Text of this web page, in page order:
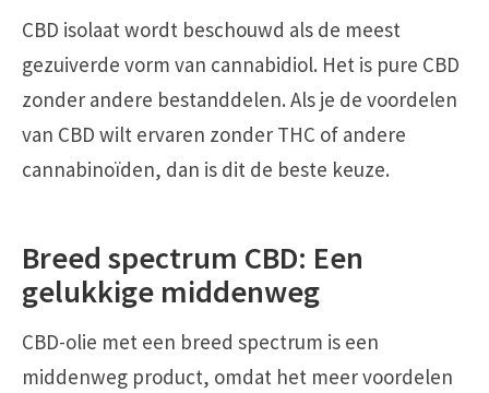
CBD isolaat wordt beschouwd als de meest
gezuiverde vorm van cannabidiol. Het is pure CBD
zonder andere bestanddelen. Als je de voordelen
van CBD wilt ervaren zonder THC of andere
cannabinoïden, dan is dit de beste keuze.
Breed spectrum CBD: Een
gelukkige middenweg
CBD-olie met een breed spectrum is een
middenweg product, omdat het meer voordelen